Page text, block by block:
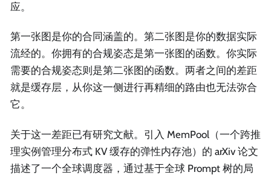
应。
第一张图是你的合同涵盖的。第二张图是你的数据实际
流经的。你拥有的合规姿态是第一张图的函数。你实际
需要的合规姿态则是第二张图的函数。两者之间的差距
就是缓存层，从你这一侧进行再精细的路由也无法弥合
它。
关于这一差距已有研究文献。引入 MemPool（一个跨推
理实例管理分布式 KV 缓存的弹性内存池）的 arXiv 论文
描述了一个全球调度器，通过基于全球 Prompt 树的局